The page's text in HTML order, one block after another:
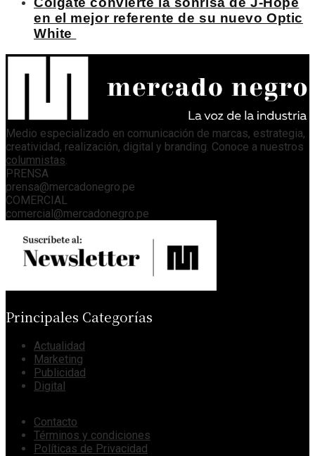
en el mejor referente de su nuevo Optic
White
Medio especializado en comunicación de marcas, estrategia,
creatividad, realización, digital y branding. Conoce a nuestros
columnistas.
PRENSA
prensa@mercadonegro.pe
COMERCIAL
comercial@mercadonegro.pe
Principales Categorías
Actualidad
Marketing
Publicidad
Digital
Contacto
Términos y condiciones
Políticas de Privacidad